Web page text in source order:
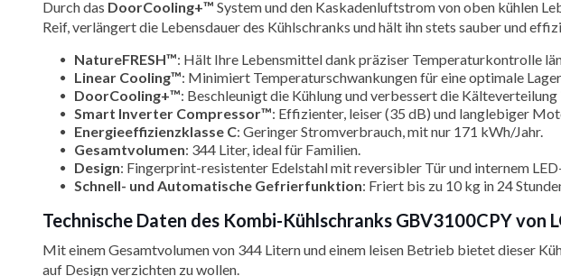
Durch das DoorCooling+™ System und den Kaskadenluftstrom von oben kühlen
Reif, verlängert die Lebensdauer des Kühlschranks und hält ihn stets sauber und
NatureFRESH™: Hält Ihre Lebensmittel dank präziser Temperaturkontrolle
Linear Cooling™: Minimiert Temperaturschwankungen für eine optimale
DoorCooling+™: Beschleunigt die Kühlung und verbessert die Kälteverteilung
Smart Inverter Compressor™: Effizienter, leiser (35 dB) und langlebiger
Energieeffizienzklasse C: Geringer Stromverbrauch, mit nur 171 kWh/Jahr.
Gesamtvolumen: 344 Liter, ideal für Familien.
Design: Fingerprint-resistenter Edelstahl mit reversibler Tür und internem
Schnell- und Automatische Gefrierfunktion: Friert bis zu 10 kg in 24
Technische Daten des Kombi-Kühlschranks GBV3100CPY von
Mit einem Gesamtvolumen von 344 Litern und einem leisen Betrieb bietet dieser
auf Design verzichten zu wollen.